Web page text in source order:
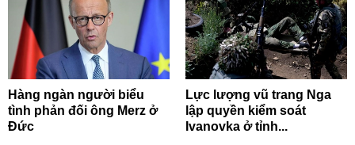
Hàng ngàn người biểu
tình phản đối ông Merz ở
Đức
Lực lượng vũ trang Nga
lập quyền kiểm soát
Ivanovka ở tỉnh...